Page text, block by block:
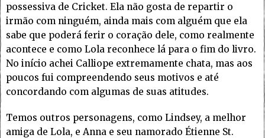
possessiva de Cricket. Ela não gosta de repartir o
irmão com ninguém, ainda mais com alguém que ela
sabe que poderá ferir o coração dele, como realmente
acontece e como Lola reconhece lá para o fim do livro.
No início achei Calliope extremamente chata, mas aos
poucos fui compreendendo seus motivos e até
concordando com algumas de suas atitudes.
Temos outros personagens, como Lindsey, a melhor
amiga de Lola, e Anna e seu namorado Étienne St.